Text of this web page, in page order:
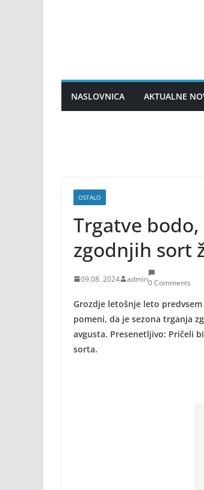
NASLOVNICA AKTUALNE
OSTALO
Trgatve
zgodnjih sort
09.08. 2024 admin0 Comments
Grozdje letošnje leto
pomeni, da je sezona trganja
avgusta. Presenetljivo: Pričeli
sorta.